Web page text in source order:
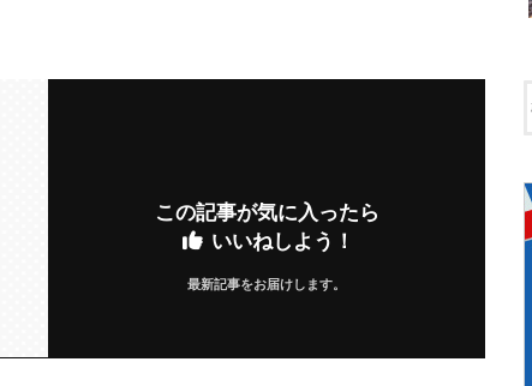
この記事が気に入ったら
いいねしよう！
最新記事をお届けします。